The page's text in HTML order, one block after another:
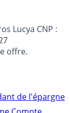
Lucya CNP :
offre.
de l'épargne